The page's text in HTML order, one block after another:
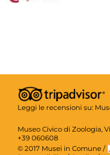
Leggi le recensioni su:
Museo Civico di Zoologia,
+39 060608
© 2017 Musei in Comune /